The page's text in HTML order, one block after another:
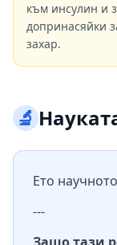
към инсулин и
допринасяйки
захар.
🔬
Ето
---